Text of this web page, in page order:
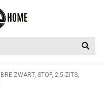
ZWART, STOF, 2,5-ZITS,